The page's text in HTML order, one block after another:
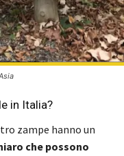
in Italia?
zampe hanno un
che possono